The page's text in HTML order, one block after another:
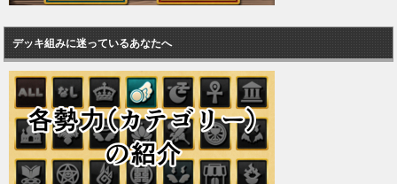
デッキ組みに迷っているあなたへ